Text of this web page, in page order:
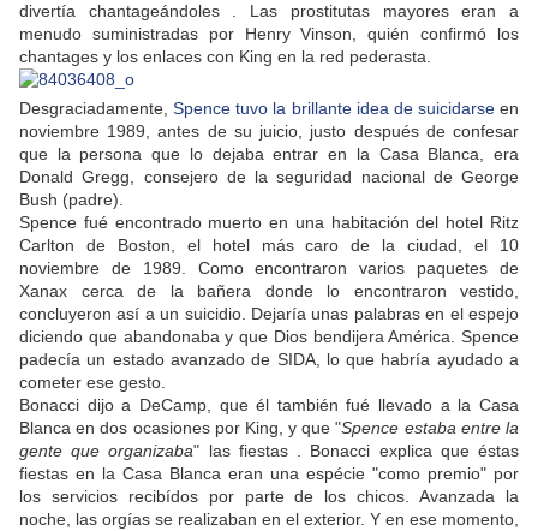
divertía chantageándoles . Las prostitutas mayores eran a
menudo suministradas por Henry Vinson, quién confirmó los
chantages y los enlaces con King en la red pederasta.
Desgraciadamente,Spence tuvo la brillante idea de suicidarseen
noviembre 1989, antes de su juicio, justo después de confesar
que la persona que lo dejaba entrar en la Casa Blanca, era
Donald Gregg, consejero de la seguridad nacional de George
Bush (padre).
Spence fué encontrado muerto en una habitación del hotel Ritz
Carlton de Boston, el hotel más caro de la ciudad, el 10
noviembre de 1989. Como encontraron varios paquetes de
Xanax cerca de la bañera donde lo encontraron vestido,
concluyeron así a un suicidio. Dejaría unas palabras en el espejo
diciendo que abandonaba y que Dios bendijera América. Spence
padecía un estado avanzado de SIDA, lo que habría ayudado a
cometer ese gesto.
Bonacci dijo a DeCamp, que él también fué llevado a la Casa
Blanca en dos ocasiones por King, y que "Spence estaba entre la
gente que organizaba" las fiestas . Bonacci explica que éstas
fiestas en la Casa Blanca eran una espécie "como premio" por
los servicios recibídos por parte de los chicos. Avanzada la
noche, las orgías se realizaban en el exterior. Y en ese momento,